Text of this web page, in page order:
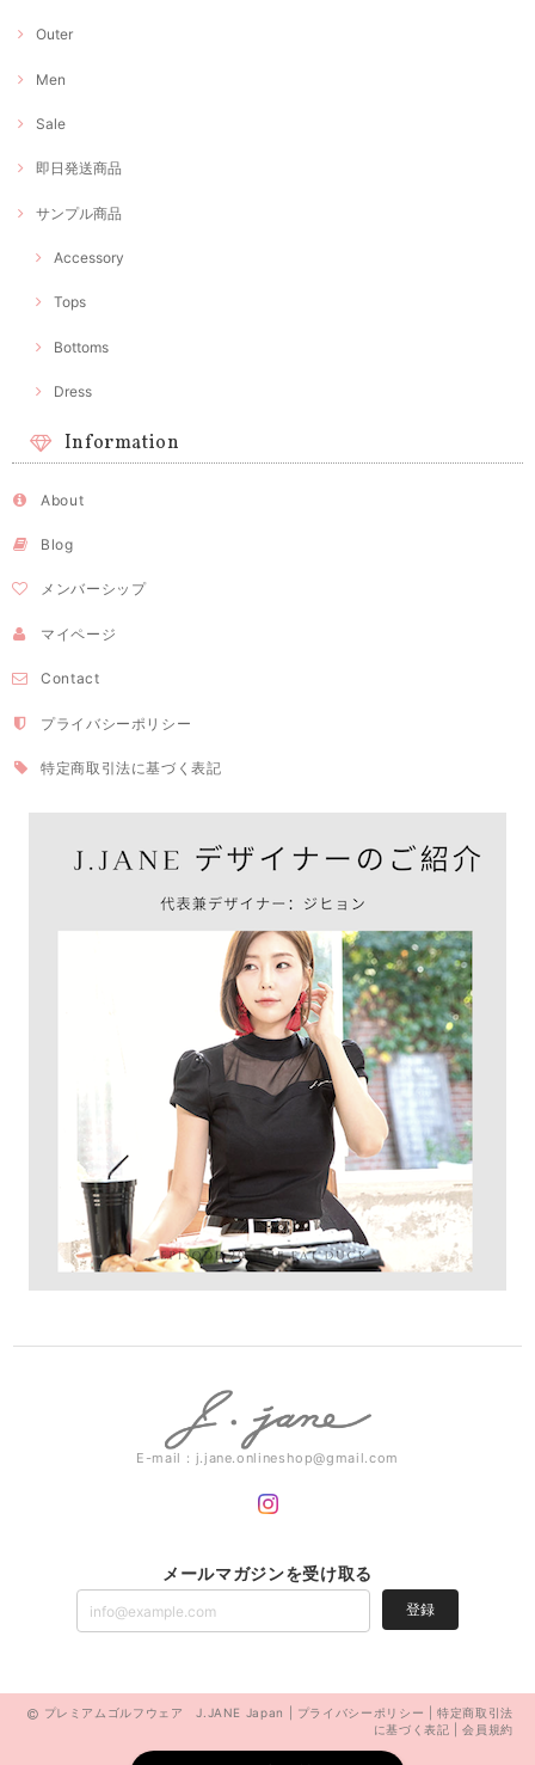
Outer
Men
Sale
即日発送商品
サンプル商品
Accessory
Tops
Bottoms
Dress
Information
About
Blog
メンバーシップ
マイページ
Contact
プライバシーポリシー
特定商取引法に基づく表記
E-mail： j.jane.onlineshop@gmail.com
メールマガジンを受け取る
登録
プレミアムゴルフウェア J.JANE Japan | プライバシーポリシー |特定商取引法
に基づく表記
|会員規約